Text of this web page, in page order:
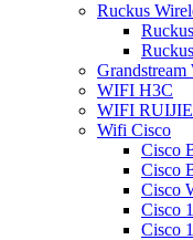
Ruckus
Grandstream
WIFI H3C
WIFI RUIJIE
Wifi Cisco
Cisco
Cisco
Cisco
Cisco
Cisco